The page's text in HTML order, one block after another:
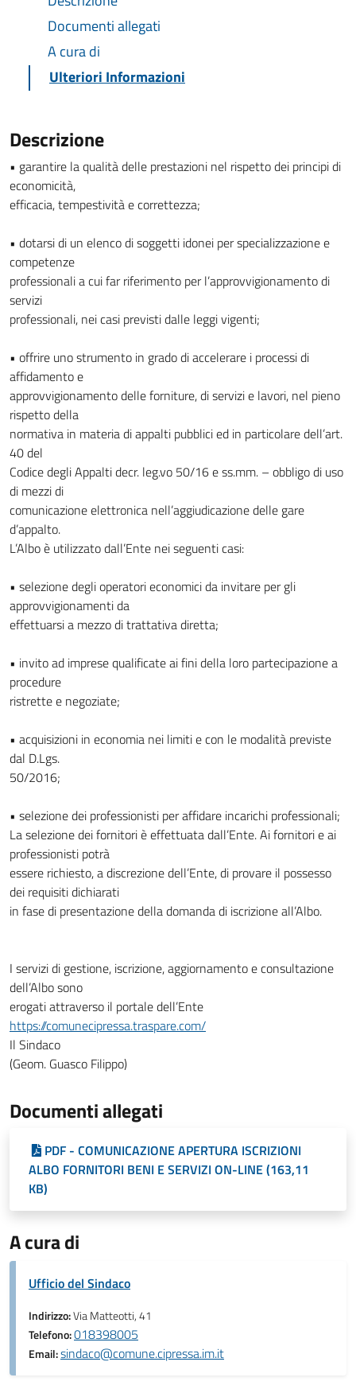
Documenti allegati
A cura di
Ulteriori Informazioni
Descrizione
• garantire la qualità delle prestazioni nel rispetto dei principi di
economicità,
efficacia, tempestività e correttezza;
• dotarsi di un elenco di soggetti idonei per specializzazione e
competenze
professionali a cui far riferimento per l’approvvigionamento di
servizi
professionali, nei casi previsti dalle leggi vigenti;
• offrire uno strumento in grado di accelerare i processi di
affidamento e
approvvigionamento delle forniture, di servizi e lavori, nel pieno
rispetto della
normativa in materia di appalti pubblici ed in particolare dell’art.
40 del
Codice degli Appalti decr. leg.vo 50/16 e ss.mm. – obbligo di uso
di mezzi di
comunicazione elettronica nell’aggiudicazione delle gare
d’appalto.
L’Albo è utilizzato dall’Ente nei seguenti casi:
• selezione degli operatori economici da invitare per gli
approvvigionamenti da
effettuarsi a mezzo di trattativa diretta;
• invito ad imprese qualificate ai fini della loro partecipazione a
procedure
ristrette e negoziate;
• acquisizioni in economia nei limiti e con le modalità previste
dal D.Lgs.
50/2016;
• selezione dei professionisti per affidare incarichi professionali;
La selezione dei fornitori è effettuata dall’Ente. Ai fornitori e ai
professionisti potrà
essere richiesto, a discrezione dell’Ente, di provare il possesso
dei requisiti dichiarati
in fase di presentazione della domanda di iscrizione all’Albo.
I servizi di gestione, iscrizione, aggiornamento e consultazione
dell’Albo sono
erogati attraverso il portale dell’Ente
https://comunecipressa.traspare.com/
Il Sindaco
(Geom. Guasco Filippo)
Documenti allegati
PDF - COMUNICAZIONE APERTURA ISCRIZIONI
ALBO FORNITORI BENI E SERVIZI ON-LINE (163,11
KB)
A cura di
Ufficio del Sindaco
Indirizzo:Via Matteotti, 41
Telefono:018398005
Email:sindaco@comune.cipressa.im.it